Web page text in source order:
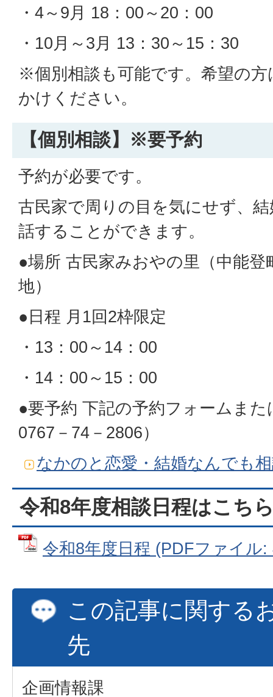
・4～9月 18：00～20：00
・10月～3月 13：30～15：30
※個別相談も可能です。希望の方
かけください。
【個別相談】※要予約
予約が必要です。
古民家で周りの目を気にせず、
話することができます。
●場所 古民家みおやの里（中能登
地）
●日程 月1回2枠限定
・13：00～14：00
・14：00～15：00
●要予約 下記の予約フォームまた
0767－74－2806）
なかのと恋愛・結婚なんでも
令和8年度相談日程はこち
令和8年度日程 (PDFファイル:
この記事に関する
先
企画情報課